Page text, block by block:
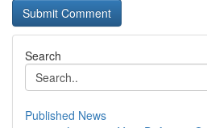
Search
Published News